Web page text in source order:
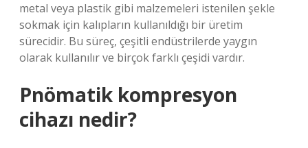
metal veya plastik gibi malzemeleri istenilen şekle
sokmak için kalıpların kullanıldığı bir üretim
sürecidir. Bu süreç, çeşitli endüstrilerde yaygın
olarak kullanılır ve birçok farklı çeşidi vardır.
Pnömatik kompresyon
cihazı nedir?